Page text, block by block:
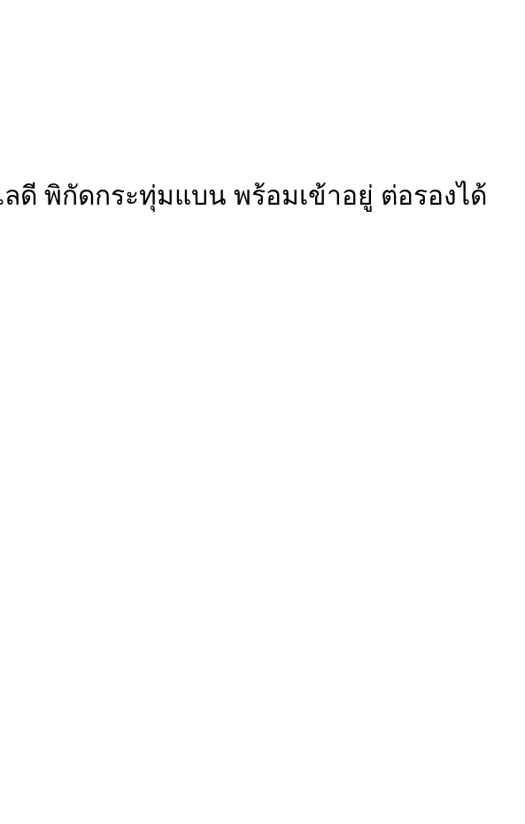
ดี พิกัดกระทุ่มแบน พร้อมเข้าอยู่ ต่อรองได้